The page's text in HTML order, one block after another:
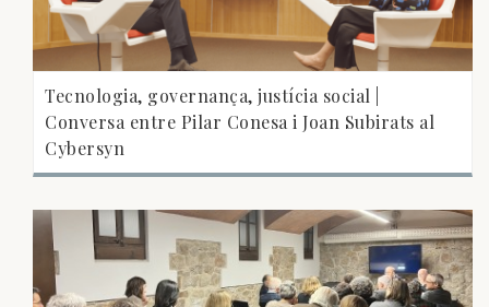
Tecnologia, governança, justícia social |
Conversa entre Pilar Conesa i Joan Subirats al
Cybersyn